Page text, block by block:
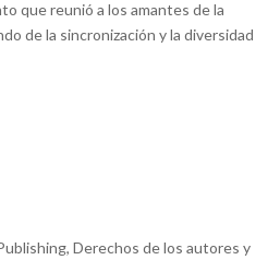
que reunió a los amantes de la
de la sincronización y la diversidad
,Derechos de los autores y